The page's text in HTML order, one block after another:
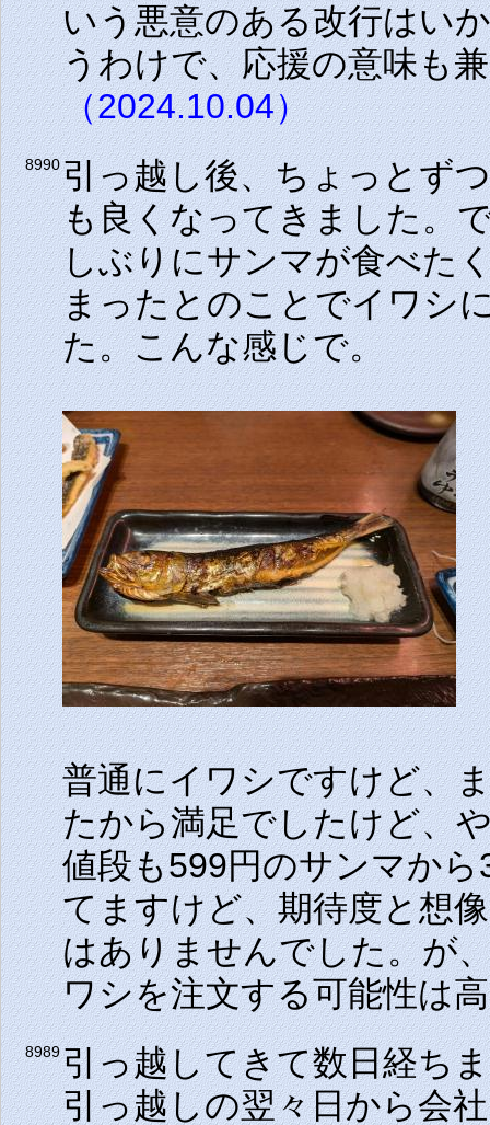
いう悪意のある改行はい
うわけで、応援の意味も
（2024.10.04）
8990引っ越し後、ちょっとず
も良くなってきました。
しぶりにサンマが食べた
まったとのことでイワシ
た。こんな感じで。
普通にイワシですけど、
たから満足でしたけど、
値段も599円のサンマか
てますけど、期待度と想
はありませんでした。が
ワシを注文する可能性は
8989引っ越してきて数日経ち
引っ越しの翌々日から会